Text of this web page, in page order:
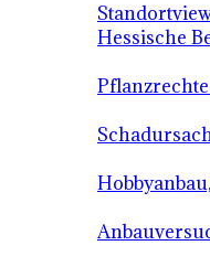
Hessische